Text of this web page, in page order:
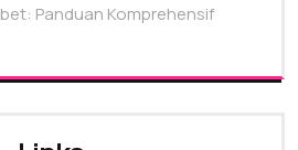
Panduan Komprehensif